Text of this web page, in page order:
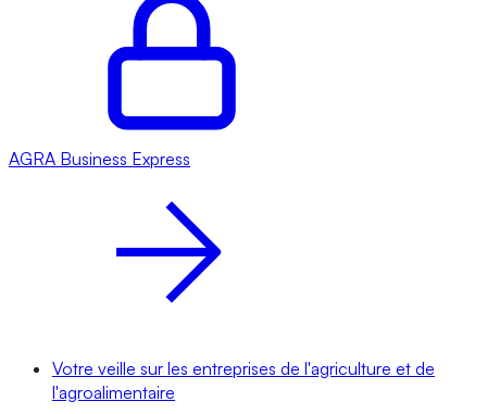
AGRA Business Express
Votre veille sur les entreprises de l'agriculture et de
l'agroalimentaire